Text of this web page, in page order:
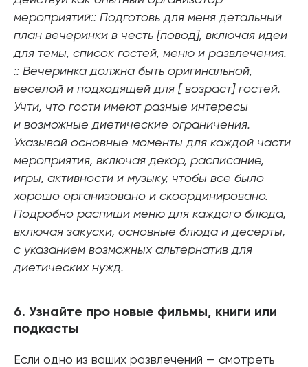
мероприятий:: Подготовь для меня детальный
план вечеринки в честь [повод], включая идеи
для темы, список гостей, меню и развлечения.
:: Вечеринка должна быть оригинальной,
веселой и подходящей для [ возраст] гостей.
Учти, что гости имеют разные интересы
и возможные диетические ограничения.
Указывай основные моменты для каждой части
мероприятия, включая декор, расписание,
игры, активности и музыку, чтобы все было
хорошо организовано и скоординировано.
Подробно распиши меню для каждого блюда,
включая закуски, основные блюда и десерты,
с указанием возможных альтернатив для
диетических нужд.
6. Узнайте про новые фильмы, книги или
подкасты
Если одно из ваших развлечений — смотреть